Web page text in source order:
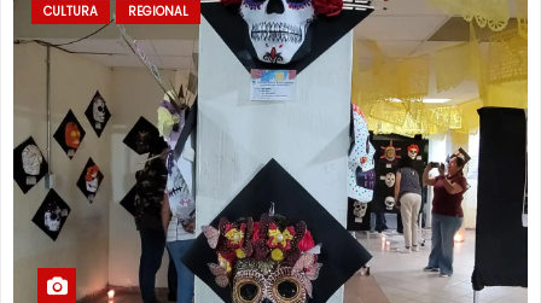
CULTURA REGIONAL